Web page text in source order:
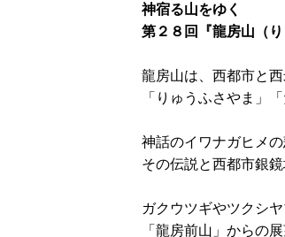
神宿る山をゆく
第２８回『龍房山（
龍房山は、西都市と
「りゅうふさやま」
神話のイワナガヒメ
その伝説と西都市銀
ガクウツギやツクシ
「龍房前山」からの